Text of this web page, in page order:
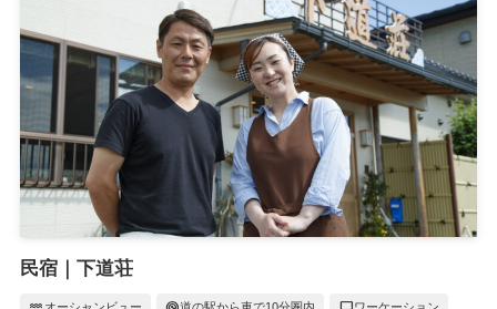
民宿｜下道荘